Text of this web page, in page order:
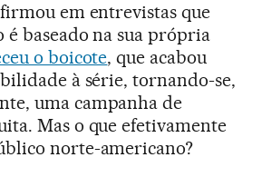
em entrevistas que
baseado na sua própria
o boicote, que acabou
à série, tornando-se,
uma campanha de
Mas o que efetivamente
norte-americano?